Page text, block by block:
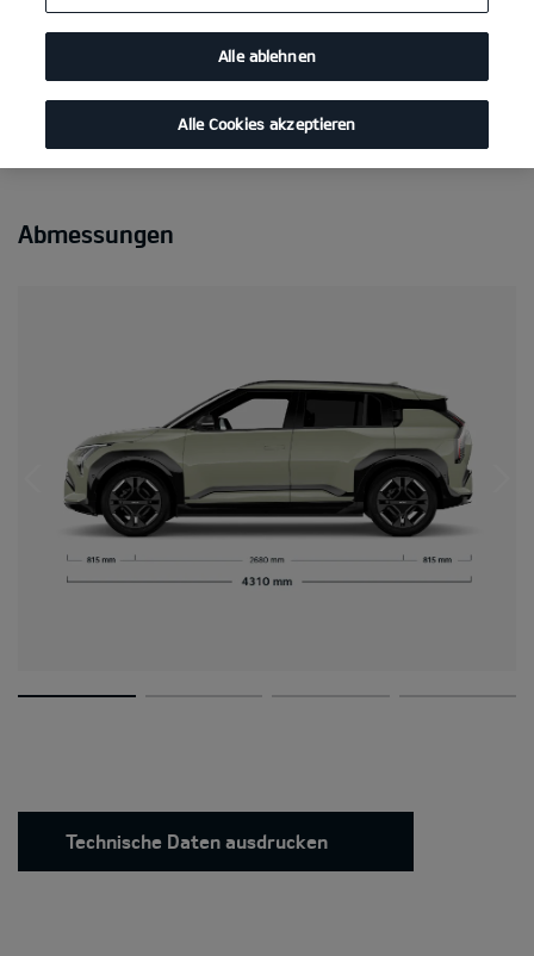
Stromverbrauch kombiniert 14,9 kWh/100 km; CO₂-
Emissionen kombiniert 0 g/km; CO₂-Klasse A. Bis zu
Abmessungen
Technische Daten ausdrucken
Alle ablehnen
Alle Cookies akzeptieren